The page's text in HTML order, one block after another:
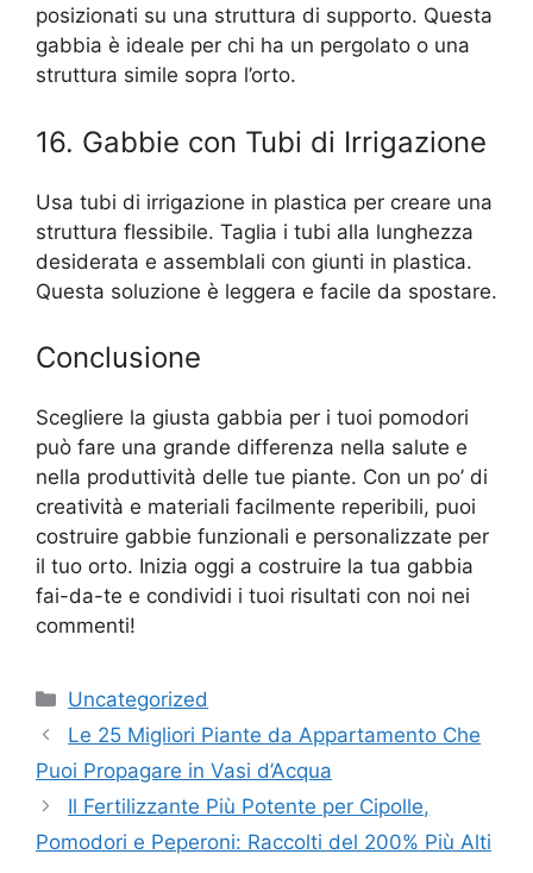
posizionati su una struttura di supporto. Questa
gabbia è ideale per chi ha un pergolato o una
struttura simile sopra l’orto.
16. Gabbie con Tubi di Irrigazione
Usa tubi di irrigazione in plastica per creare una
struttura flessibile. Taglia i tubi alla lunghezza
desiderata e assemblali con giunti in plastica.
Questa soluzione è leggera e facile da spostare.
Conclusione
Scegliere la giusta gabbia per i tuoi pomodori
può fare una grande differenza nella salute e
nella produttività delle tue piante. Con un po’ di
creatività e materiali facilmente reperibili, puoi
costruire gabbie funzionali e personalizzate per
il tuo orto. Inizia oggi a costruire la tua gabbia
fai-da-te e condividi i tuoi risultati con noi nei
commenti!
Categories
Uncategorized
Le 25 Migliori Piante da Appartamento Che
Puoi Propagare in Vasi d’Acqua
Il Fertilizzante Più Potente per Cipolle,
Pomodori e Peperoni: Raccolti del 200% Più Alti